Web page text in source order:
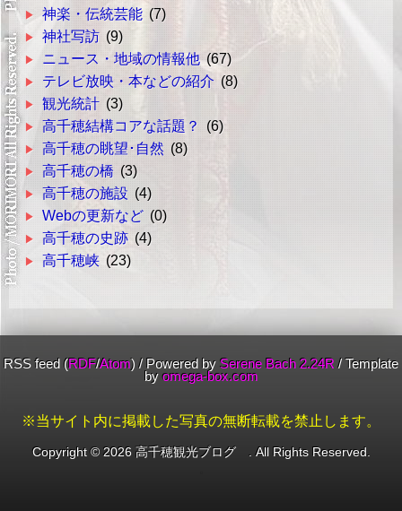
神楽・伝統芸能 (7)
神社写訪 (9)
ニュース・地域の情報他 (67)
テレビ放映・本などの紹介 (8)
観光統計 (3)
高千穂結構コアな話題？
(6)
高千穂の眺望･自然 (8)
高千穂の橋 (3)
高千穂の施設 (4)
Webの更新など (0)
高千穂の史跡 (4)
高千穂峡 (23)
RSS feed (RDF/Atom) / Powered by Serene Bach 2.24R / Template
byomega-box.com
※当サイト内に掲載した写真の無断転載を禁止します。
Copyright © 2026 高千穂観光ブログ . All Rights Reserved.